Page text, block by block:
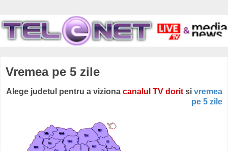
Vremea pe 5 zile
Alege judetul pentru a viziona canalul TV dorit si vremea
pe 5 zile